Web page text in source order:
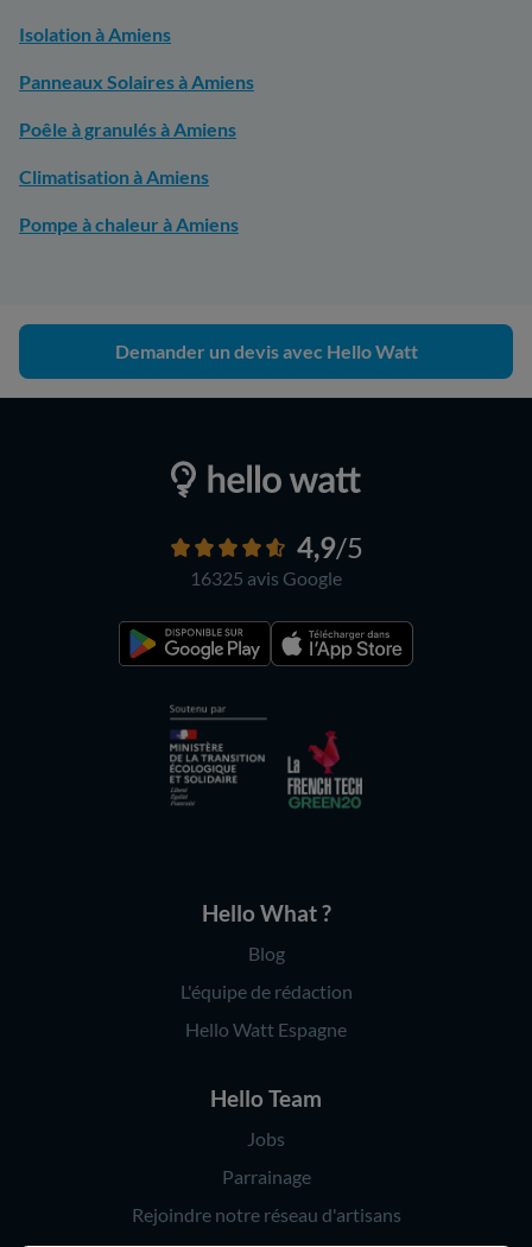
Isolation à Amiens
Panneaux Solaires à Amiens
Poêle à granulés à Amiens
Climatisation à Amiens
Pompe à chaleur à Amiens
Demander un devis avec Hello Watt
4,9/5
16325 avis Google
Hello What ?
Blog
L'équipe de rédaction
Hello Watt Espagne
Hello Team
Jobs
Parrainage
Rejoindre notre réseau d'artisans